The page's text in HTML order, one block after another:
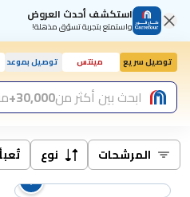
استكشف أحدث العروض
واستمتع بتجربة تسوّق مذهلة!
توصيل سريع مينتس توصيل بموعد
اليوم, 10:00 صابحث بين أكثر من30,000+
المرشحات نوع